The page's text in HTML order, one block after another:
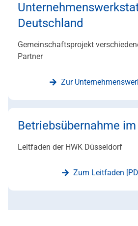
Deutschland
Gemeinschaftsprojekt
Partner
Zur
Betriebsübernahme
Leitfaden der HWK Düsseldorf
Zum Leitfaden